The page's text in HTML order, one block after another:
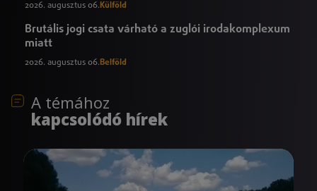
2026. augusztus 06. Külföld
Brutális jogi csata várható a zuglói irodakomplexum
miatt
2026. augusztus 06.Belföld
A témához
kapcsolódó hírek